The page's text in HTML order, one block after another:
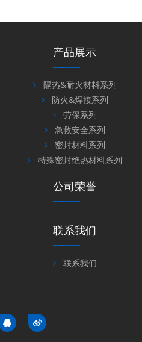
产品展示
隔热&耐火材料系列
防火&焊接系列
劳保系列
急救安全系列
密封材料系列
特殊密封绝热材料系列
公司荣誉
联系我们
联系我们